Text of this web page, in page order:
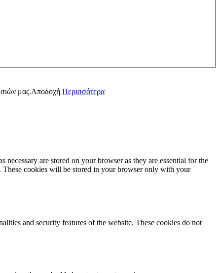
μας.Αποδοχή Περισσότερα
are stored on your browser as they are essential for the
These cookies will be stored in your browser only with your
and security features of the website. These cookies do not